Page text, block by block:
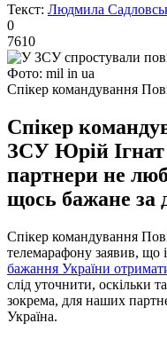
Текст: Людмила
0
7610
Фото: mil in ua
Спікер командування
Спікер
ЗСУ Юрій
партнери не
щось бажане за
Спікер командування
телемарафону заявив, що
бажання України
слід уточнити, оскільки
зокрема, для наших
Україна.